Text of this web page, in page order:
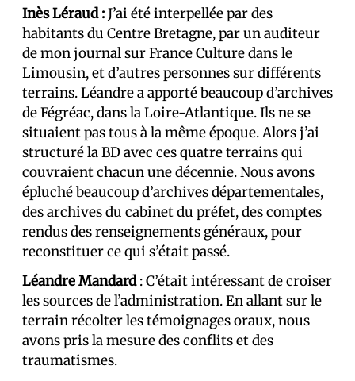
Inès Léraud :J’ai été interpellée par des
habitants du Centre Bretagne, par un auditeur
de mon journal sur France Culture dans le
Limousin, et d’autres personnes sur différents
terrains. Léandre a apporté beaucoup d’archives
de Fégréac, dans la Loire-Atlantique. Ils ne se
situaient pas tous à la même époque. Alors j’ai
structuré la BD avec ces quatre terrains qui
couvraient chacun une décennie. Nous avons
épluché beaucoup d’archives départementales,
des archives du cabinet du préfet, des comptes
rendus des renseignements généraux, pour
reconstituer ce qui s’était passé.
Léandre Mandard: C’était intéressant de croiser
les sources de l’administration. En allant sur le
terrain récolter les témoignages oraux, nous
avons pris la mesure des conflits et des
traumatismes.